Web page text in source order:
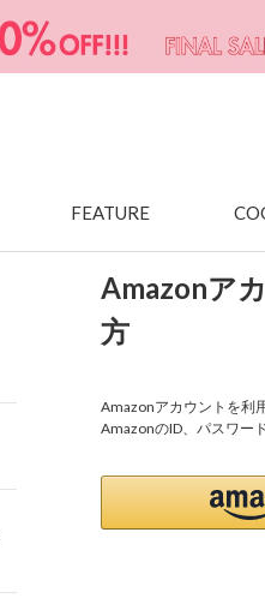
FEATURE
Amazonア
方
Amazonアカウントを利
AmazonのID、パスワー